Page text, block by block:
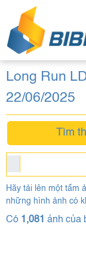
Long Run
22/06/2025
Tìm
Hãy tải lên một tấm
những hình ảnh có
Có 1,081 ảnh của